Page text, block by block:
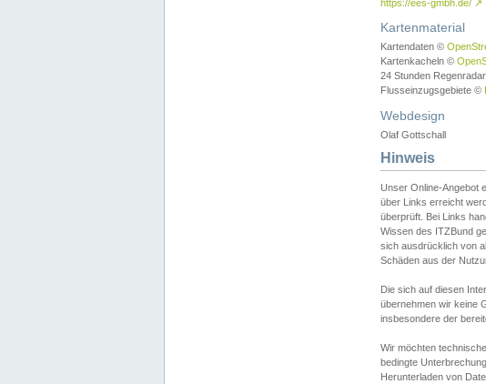
https://ees-gmbh.de/ ↗
Kartenmaterial
Kartendaten ©
Kartenkacheln ©
24 Stunden
Flusseinzugsgebiete ©
Webdesign
Olaf Gottschall
Hinweis
Unser Online-Angebot
über Links erreicht
überprüft. Bei Links
Wissen des ITZBund
sich ausdrücklich von
Schäden aus der
Die sich auf diesen
übernehmen wir keine
insbesondere der
Wir möchten
bedingte
Herunterladen von